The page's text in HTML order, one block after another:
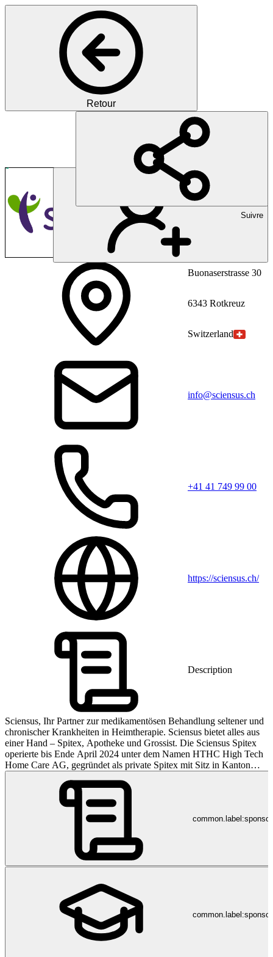
Retour
Suivre
Sciensus AG
Buonaserstrasse 30
6343 Rotkreuz
Switzerland
info@sciensus.ch
+41 41 749 99 00
https://sciensus.ch/
Description
Sciensus, Ihr Partner zur medikamentösen Behandlung seltener und
chronischer Krankheiten in Heimtherapie. Sciensus bietet alles aus
einer Hand – Spitex, Apotheke und Grossist. Die Sciensus Spitex
operierte bis Ende April 2024 unter dem Namen HTHC High Tech
Home Care AG, gegründet als private Spitex mit Sitz in Kanton
Zug. Sciensus betreut in der ganzen Schweiz Menschen mit
chronischen, hauptsächlich seltenen, Erkrankungen. Das
umfassende Dienstleistungs- und Therapieangebot berücksichtigt die
individuellen Bedürfnisse für Infusions- oder Injektionstherapien im
gewohnten Umfeld. Sciensus arbeitet eng mit Fachärzten zusammen
Unsere Dienstleistungen Wir bieten langjährige Erfahrung in der
Heimtherapie bei seltenen und chronischen Krankheiten. Wir
arbeiten nach höchsten Qualitäts- und Sicherheitsstandards. Wir
sofort Rückmeldung bei Veränderungen des Gesundheitszustandes
Ihrer Patienten. Wir sind regelmässig in Kontakt mit Ihren Patienten
und stellen die Therapietreue und Einhaltung der geplanten
Arztbesuche sicher. Wir haben konstante Teams, die das Coaching
von prophylaktischen Massnahmen zur besseren Verträglichkeit
sicherstellen. Wir ermöglichen eine kontinuierliche persönliche